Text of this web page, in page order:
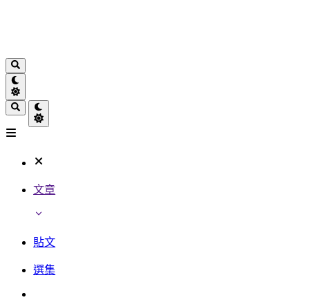
文章
貼文
選集